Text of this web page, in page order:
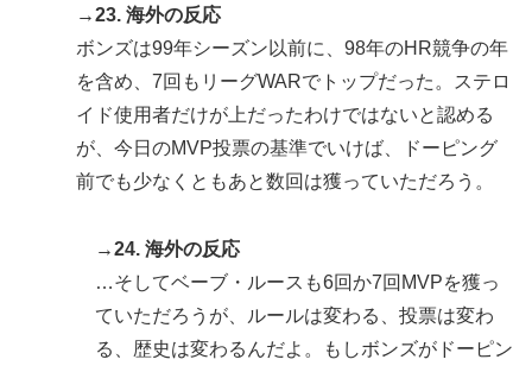
→23. 海外の反応
ボンズは99年シーズン以前に、98年のHR競争の年
を含め、7回もリーグWARでトップだった。ステロ
イド使用者だけが上だったわけではないと認める
が、今日のMVP投票の基準でいけば、ドーピング
前でも少なくともあと数回は獲っていただろう。
→24. 海外の反応
…そしてベーブ・ルースも6回か7回MVPを獲っ
ていただろうが、ルールは変わる、投票は変わ
る、歴史は変わるんだよ。もしボンズがドーピン